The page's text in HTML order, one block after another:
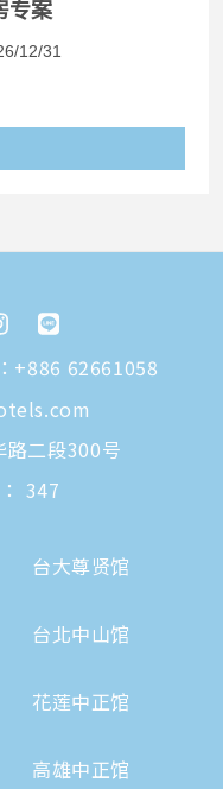
专案
12/31
+886 62661058
路二段300号
347
台大尊贤馆
台北中山馆
花莲中正馆
高雄中正馆